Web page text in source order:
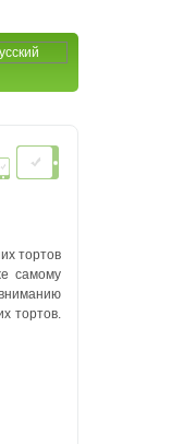
тортов
самому
тортов.